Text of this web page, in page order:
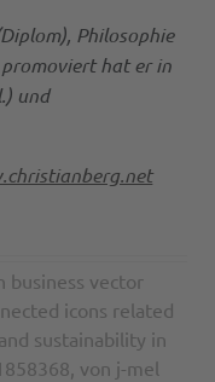
Philosophie
hat er in
und
business vector
icons related
sustainability in
von j-mel